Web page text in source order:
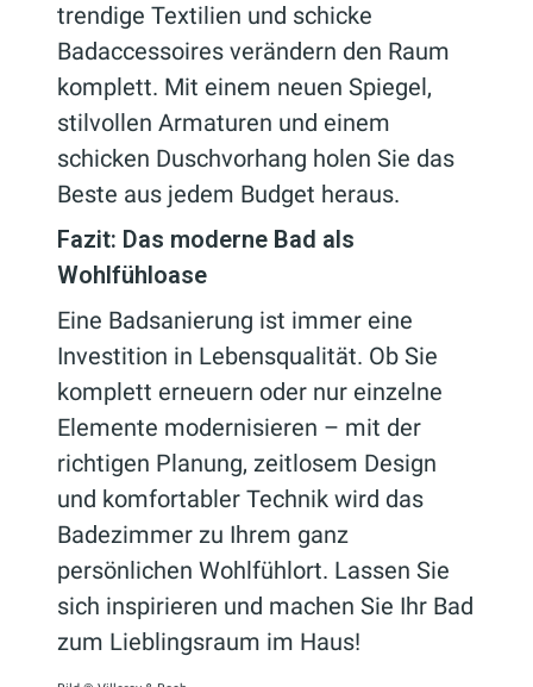
trendige Textilien und schicke
Badaccessoires verändern den Raum
komplett. Mit einem neuen Spiegel,
stilvollen Armaturen und einem
schicken Duschvorhang holen Sie das
Beste aus jedem Budget heraus.
Fazit: Das moderne Bad als
Wohlfühloase
Eine Badsanierung ist immer eine
Investition in Lebensqualität. Ob Sie
komplett erneuern oder nur einzelne
Elemente modernisieren – mit der
richtigen Planung, zeitlosem Design
und komfortabler Technik wird das
Badezimmer zu Ihrem ganz
persönlichen Wohlfühlort. Lassen Sie
sich inspirieren und machen Sie Ihr Bad
zum Lieblingsraum im Haus!